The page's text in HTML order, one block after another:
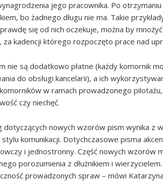
jego pracownika. Po
bo żadnego długu nie ma. Takie
się od nich oczekuje, można by
za kadencji którego rozpoczęto prace nad
nie są dodatkowo płatne (każdy komornik
do obsługi kancelarii), a ich
w ramach prowadzonego
czy niechęć.
dotyczących nowych wzorów pism wynika
komunikacji. Dotychczasowe pisma
i jednostronny. Część nowych wzorów
porozumienia z dłużnikiem i
prowadzonych spraw – mówi